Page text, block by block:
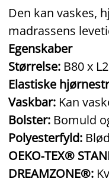
Den kan vaskes,
madrassens
Egenskaber
Størrelse: B80 x
Elastiske
Vaskbar: Kan
Bolster: Bomuld
Polyesterfyld:
OEKO‑TEX®
DREAMZONE®: